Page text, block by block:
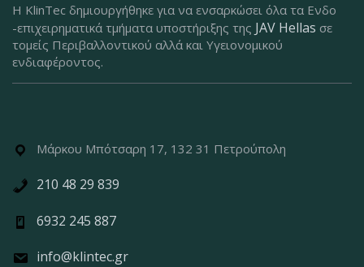
Η KlinTec δημιουργήθηκε για να ενσαρκώσει όλα τα Ενδο
-επιχειρηματικά τμήματα υποστήριξης της JAV Hellas σε
τομείς Περιβαλλοντικού αλλά και Υγειονομικού
ενδιαφέροντος.
Μάρκου Μπότσαρη 17, 132 31 Πετρούπολη
210 48 29 839
6932 245 887
info@klintec.gr